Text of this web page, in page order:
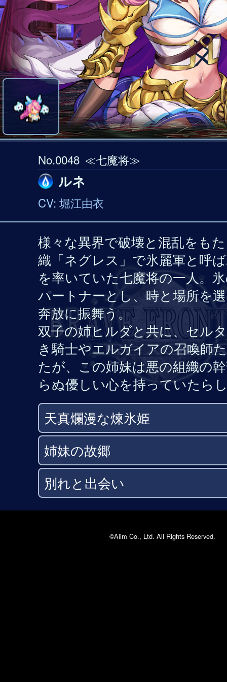
No.0048 ≪七魔将≫
ルネ
CV: 堀江由衣
様々な異界で破壊と混乱をも
織「ネグレス」で氷麗軍と呼
を率いていた七魔将の一人。
パートナーとし、時と場所を
奔放に振舞う。
双子の姉ヒルダと共に、セル
き騎士やエルガイアの召喚師
たが、この姉妹は悪の組織の
らぬ優しい心を持っていたら
天真爛漫な煉氷姫
姉妹の故郷
別れと出会い
©Alim Co., Ltd. All Rights Reserved.